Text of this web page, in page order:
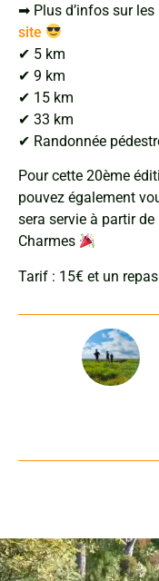
➡ Plus d’infos sur
site
✔ 5 km
✔ 9 km
✔ 15 km
✔ 33 km
✔ Randonnée
Pour cette 20ème
pouvez également
sera servie à partir
Charmes
Tarif : 15€ et un